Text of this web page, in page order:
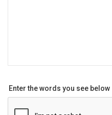
Enter the words you see below